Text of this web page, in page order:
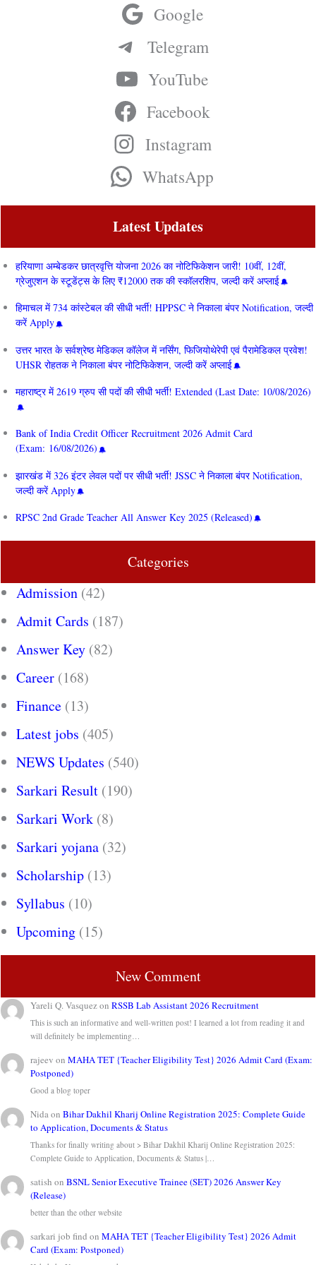
Google
Telegram
YouTube
Facebook
Instagram
WhatsApp
Latest Updates
हरियाणा अम्बेडकर छात्रवृत्ति योजना 2026 का नोटिफिकेशन जारी! 10वीं, 12वीं,
ग्रेजुएशन के स्टूडेंट्स के लिए ₹12000 तक की स्कॉलरशिप, जल्दी करें अप्लाई
हिमाचल में 734 कांस्टेबल की सीधी भर्ती! HPPSC ने निकाला बंपर Notification, जल्दी
करें Apply
उत्तर भारत के सर्वश्रेष्ठ मेडिकल कॉलेज में नर्सिंग, फिजियोथेरेपी एवं पैरामेडिकल प्रवेश!
UHSR रोहतक ने निकाला बंपर नोटिफिकेशन, जल्दी करें अप्लाई
महाराष्ट्र में 2619 ग्रुप सी पदों की सीधी भर्ती! Extended (Last Date: 10/08/2026)
Bank of India Credit Officer Recruitment 2026 Admit Card
(Exam: 16/08/2026)
झारखंड में 326 इंटर लेवल पदों पर सीधी भर्ती! JSSC ने निकाला बंपर Notification,
जल्दी करें Apply
RPSC 2nd Grade Teacher All Answer Key 2025 (Released)
Categories
Admission (42)
Admit Cards (187)
Answer Key (82)
Career (168)
Finance (13)
Latest jobs (405)
NEWS Updates (540)
Sarkari Result (190)
Sarkari Work (8)
Sarkari yojana (32)
Scholarship (13)
Syllabus (10)
Upcoming (15)
New Comment
Yareli Q. VasquezonRSSB Lab Assistant 2026 Recruitment
This is such an informative and well-written post! I learned a lot from reading it and
will definitely be implementing…
rajeev onMAHA TET {Teacher Eligibility Test} 2026 Admit Card (Exam:
Postponed)
Good a blog toper
NidaonBihar Dakhil Kharij Online Registration 2025: Complete Guide
to Application, Documents & Status
Thanks for finally writing about > Bihar Dakhil Kharij Online Registration 2025:
Complete Guide to Application, Documents & Status |…
satish onBSNL Senior Executive Trainee (SET) 2026 Answer Key
(Release)
better than the other website
sarkari job find onMAHA TET {Teacher Eligibility Test} 2026 Admit
Card (Exam: Postponed)